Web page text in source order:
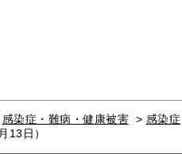
感染症・難病・健康被害 > 感染症
13日）